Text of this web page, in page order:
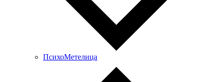
ПсихоМетелица